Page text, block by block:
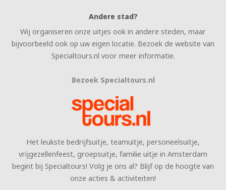
Andere stad?
Wij organiseren onze uitjes ook in andere steden, maar
bijvoorbeeld ook op uw eigen locatie. Bezoek de website van
Specialtours.nl voor meer informatie.
Bezoek Specialtours.nl
Het leukste bedrijfsuitje, teamuitje, personeelsuitje,
vrijgezellenfeest, groepsuitje, familie uitje in Amsterdam
begint bij Specialtours! Volg je ons al? Blijf op de hoogte van
onze acties & activiteiten!